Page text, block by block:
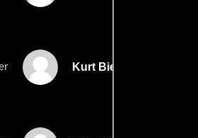
Kurt Bierbaum